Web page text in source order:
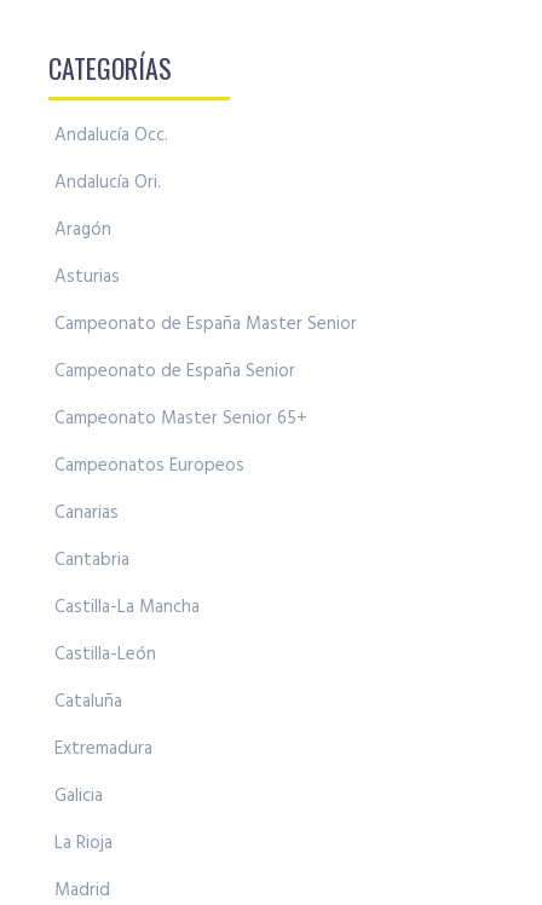
CATEGORÍAS
Andalucía Occ.
Andalucía Ori.
Aragón
Asturias
Campeonato de España Master Senior
Campeonato de España Senior
Campeonato Master Senior 65+
Campeonatos Europeos
Canarias
Cantabria
Castilla-La Mancha
Castilla-León
Cataluña
Extremadura
Galicia
La Rioja
Madrid